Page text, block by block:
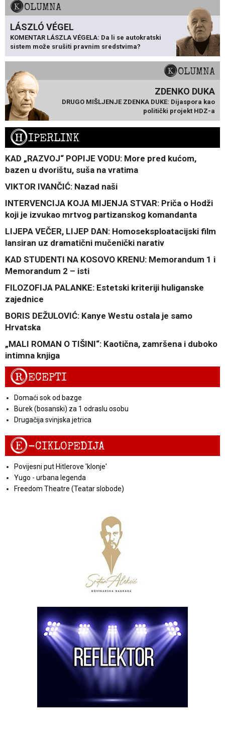
KOLUMNA
LÁSZLÓ VÉGEL
KOMENTAR LÁSZLA VÉGELA: Da li se autokratski
sistem može srušiti pravnim sredstvima?
KOLUMNA
ZDENKO DUKA
DRUGO MIŠLJENJE ZDENKA DUKE: Dijaspora kao
politički projekt HDZ-a
HIPERLINK
KAD „RAZVOJ“ POPIJE VODU: More pred kućom,
bazen u dvorištu, suša na vratima
VIKTOR IVANČIĆ: Nazad naši
INTERVENCIJA KOJA MIJENJA STVAR: Priča o Hodži
koji je izvukao mrtvog partizanskog komandanta
LIJEPA VEČER, LIJEP DAN: Homoseksploatacijski film
lansiran uz dramatični mučenički narativ
KAD STUDENTI NA KOSOVO KRENU: Memorandum 1 i
Memorandum 2 – isti
FILOZOFIJA PALANKE: Estetski kriteriji huliganske
zajednice
BORIS DEŽULOVIĆ: Kanye Westu ostala je samo
Hrvatska
„MALI ROMAN O TIŠINI“: Kaotična, zamršena i duboko
intimna knjiga
RECEPTI
Domaći sok od bazge
Burek (bosanski) za 1 odraslu osobu
Drugačija svinjska jetrica
E-CIKLOPEDIJA
Povijesni put Hitlerove 'klonje'
Yugo - urbana legenda
Freedom Theatre (Teatar slobode)